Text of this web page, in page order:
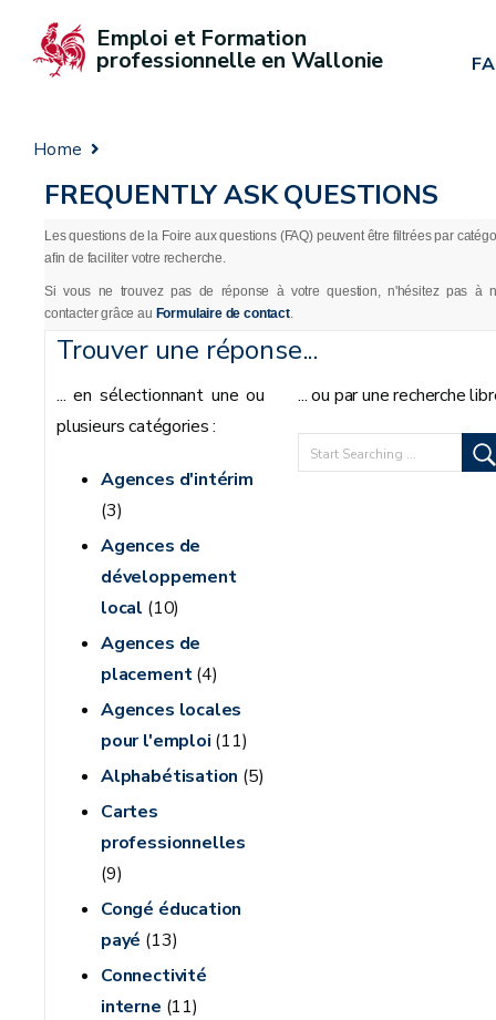
Emploi et Formation
professionnelle en Wallonie
Home
FREQUENTLY ASK QUESTIONS
Les questions de la Foire aux questions (FAQ) peuvent être filtrées par
afin de faciliter votre recherche.
Si vous ne trouvez pas de réponse à votre question, n'hésitez pas à
contacter grâce au Formulaire de contact.
Trouver une réponse...
... en sélectionnant une ou
plusieurs catégories :
Agences d'intérim
(3)
Agences de
développement
local (10)
Agences de
placement(4)
Agences locales
pour l'emploi (11)
Alphabétisation (5)
Cartes
professionnelles
(9)
Congé éducation
payé (13)
Connectivité
interne (11)
... ou par une recherche